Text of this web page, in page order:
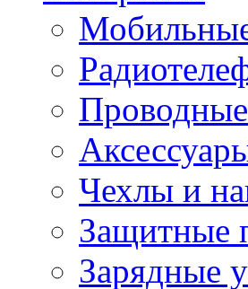
Чехлы и
Защитные
Зарядные